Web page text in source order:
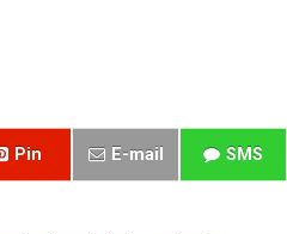
Pin E-mail SMS